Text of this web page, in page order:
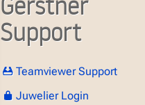
Support
Teamviewer Support
Juwelier Login